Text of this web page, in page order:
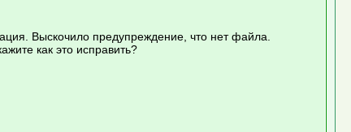
Выскочило предупреждение, что нет файла.
как это исправить?